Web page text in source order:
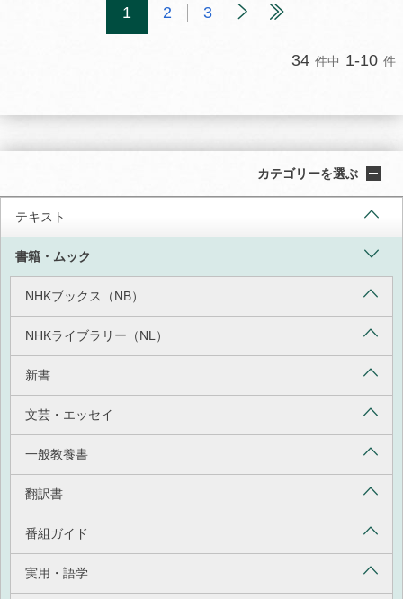
1 2 3
34 件中 1-10 件
カテゴリーを選ぶ
テキスト
書籍・ムック
NHKブックス（NB）
NHKライブラリー（NL）
新書
文芸・エッセイ
一般教養書
翻訳書
番組ガイド
実用・語学